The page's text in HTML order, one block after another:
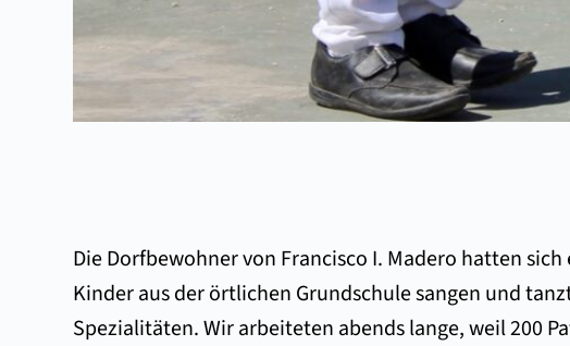
Die Dorfbewohner von Francisco I. Madero hatten
Kinder aus der örtlichen Grundschule sangen und
Spezialitäten. Wir arbeiteten abends lange, weil 200